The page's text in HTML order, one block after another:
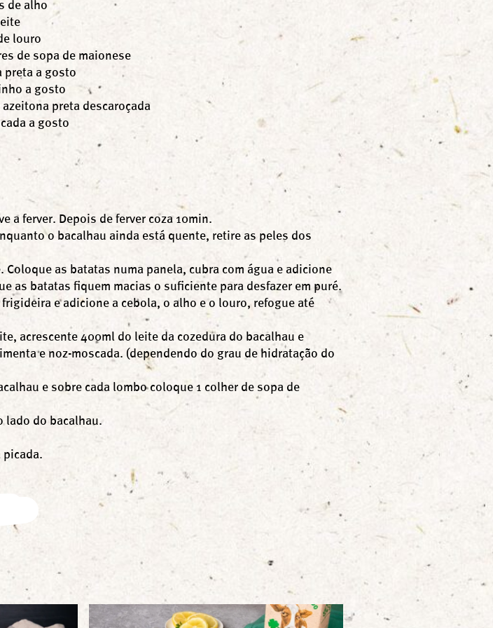
de alho
louro
de sopa de maionese
preta a gosto
a gosto
azeitona preta descaroçada
a gosto
a ferver. Depois de ferver coza 10min.
o bacalhau ainda está quente, retire as peles dos
as batatas numa panela, cubra com água e adicione
as batatas fiquem macias o suficiente para desfazer em puré.
e adicione a cebola, o alho e o louro, refogue até
acrescente 400ml do leite da cozedura do bacalhau e
e noz-moscada. (dependendo do grau de hidratação do
e sobre cada lombo coloque 1 colher de sopa de
lado do bacalhau.
picada.